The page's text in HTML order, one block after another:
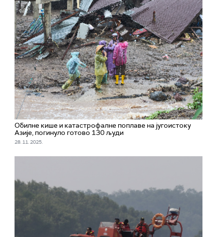
Обилне кише и катастрофалне поплаве на југоистоку
Азије, погинуло готово 130 људи
28. 11. 2025.